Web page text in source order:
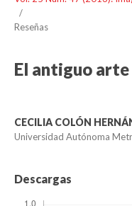
/
Reseñas
El antiguo
CECILIA COLÓN
Universidad Autónoma
Descargas